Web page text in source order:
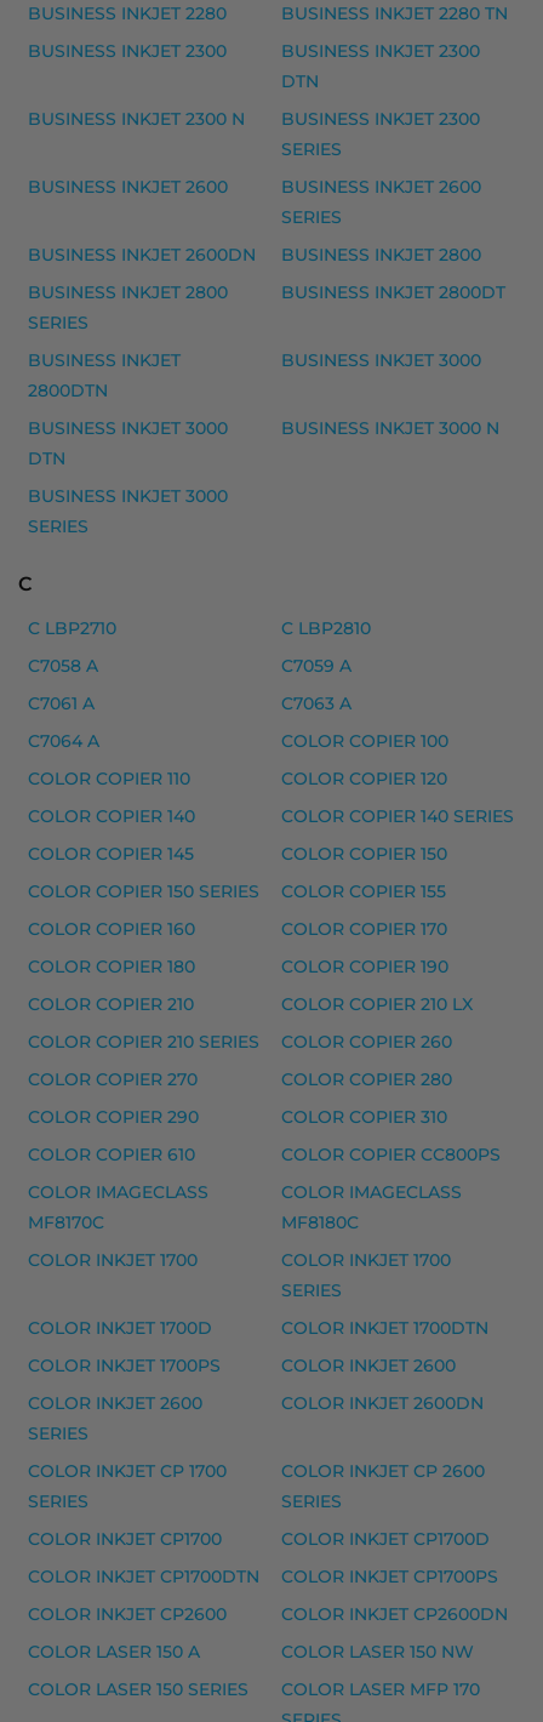
HP 82 mustekasetti musteet
HP 82 mustekasetti, keltainen – tarvike, premium
HP 82 mustekasetti, magenta – tarvike, premium
HP 82 mustekasetti, musta – tarvike, premium
DESIGNJET 111, DESIGNJET 510 24 INCH,
HP 117A musteet
HP 117A (W2071A) laserkasetti, syaani – tarvike,
HP 117A (W2072A) laserkasetti, keltainen – tarvike,
HP 117A (W2073A) laserkasetti, magenta – tarvike,
Yhteensopivat tulostimet
HP 11A laserkasetti, musta – tarvike, premium
HP 11X laserkasetti, musta – tarvike, premium
HP 122A laserkasetti, keltainen – tarvike,
HP 122A laserkasetti, keltainen – tarvike, premium
Yhteensopivat tulostimet
COLOR IMAGECLASS MF8170C, COLOR
HP 122A laserkasetti, musta – tarvike, premium
HP 122A laserkasetti, syaani – tarvike, premium
Yhteensopivat tulostimet
COLOR IMAGECLASS MF8170C, COLOR
HP 124A laserkasetti musteet
HP 124A laserkasetti, keltainen – tarvike, premium
HP 124A laserkasetti, magenta – tarvike, premium
HP 124A laserkasetti, musta – tarvike, premium
HP 124A laserkasetti, syaani – tarvike, premium
COLOR LASERJET 1600, COLOR LASERJET 2600,
HP 125A laserkasetti musteet
HP 125A laserkasetti, keltainen – tarvike, premium
HP 125A laserkasetti, syaani – tarvike, premium
BUSINESS INKJET 2280
BUSINESS INKJET 2280 TN
BUSINESS INKJET 2300
BUSINESS INKJET 2300
DTN
BUSINESS INKJET 2300 N
BUSINESS INKJET 2300
SERIES
BUSINESS INKJET 2600
BUSINESS INKJET 2600
SERIES
BUSINESS INKJET 2600DN
BUSINESS INKJET 2800
BUSINESS INKJET 2800
SERIES
BUSINESS INKJET 2800DT
BUSINESS INKJET
2800DTN
BUSINESS INKJET 3000
BUSINESS INKJET 3000
DTN
BUSINESS INKJET 3000 N
BUSINESS INKJET 3000
SERIES
C
C LBP2710
C LBP2810
C7058 A
C7059 A
C7061 A
C7063 A
C7064 A
COLOR COPIER 100
COLOR COPIER 110
COLOR COPIER 120
COLOR COPIER 140
COLOR COPIER 140 SERIES
COLOR COPIER 145
COLOR COPIER 150
COLOR COPIER 150 SERIES
COLOR COPIER 155
COLOR COPIER 160
COLOR COPIER 170
COLOR COPIER 180
COLOR COPIER 190
COLOR COPIER 210
COLOR COPIER 210 LX
COLOR COPIER 210 SERIES
COLOR COPIER 260
COLOR COPIER 270
COLOR COPIER 280
COLOR COPIER 290
COLOR COPIER 310
COLOR COPIER 610
COLOR COPIER CC800PS
COLOR IMAGECLASS
MF8170C
COLOR IMAGECLASS
MF8180C
COLOR INKJET 1700
COLOR INKJET 1700
SERIES
COLOR INKJET 1700D
COLOR INKJET 1700DTN
COLOR INKJET 1700PS
COLOR INKJET 2600
COLOR INKJET 2600
SERIES
COLOR INKJET 2600DN
COLOR INKJET CP 1700
SERIES
COLOR INKJET CP 2600
SERIES
COLOR INKJET CP1700
COLOR INKJET CP1700D
COLOR INKJET CP1700DTN
COLOR INKJET CP1700PS
COLOR INKJET CP2600
COLOR INKJET CP2600DN
COLOR LASER 150 A
COLOR LASER 150 NW
COLOR LASER 150 SERIES
COLOR LASER MFP 170